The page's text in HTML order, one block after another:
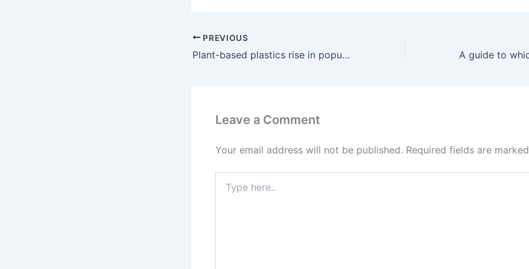
PREVIOUS
Plant-based plastics rise in popularity as companies pursue clout goals
Leave a Comment
Your email address will not be published. Required fields are marked
here..